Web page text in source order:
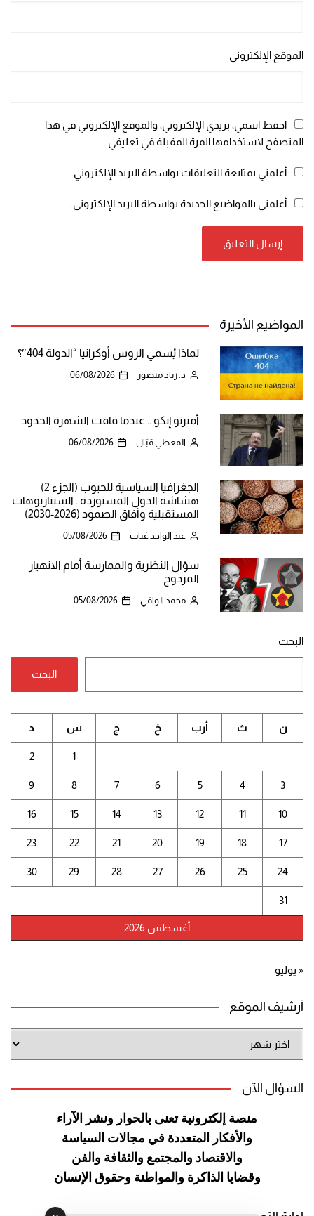
الموقع الإلكتروني
احفظ اسمي، بريدي الإلكتروني، والموقع الإلكتروني في هذا
المتصفح لاستخدامها المرة المقبلة في تعليقي.
أعلمني بمتابعة التعليقات بواسطة البريد الإلكتروني.
أعلمني بالمواضيع الجديدة بواسطة البريد الإلكتروني.
المواضيع الأخيرة
لماذا يُسمي الروس أوكرانيا “الدولة 404″؟
د. زياد منصور 06/08/2026
أمبرتو إيكو .. عندما فاقت الشهرة الحدود
المعطي قبّال 06/08/2026
الجغرافيا السياسية للحبوب (الجزء 2)
هشاشة الدول المستوردة.. السيناريوهات
المستقبلية وآفاق الصمود (2026-2030)
عبد الواحد غيات 05/08/2026
سؤال النظرية والممارسة أمام الانهيار
المزدوج
محمد الوافي 05/08/2026
البحث
البحث
أغسطس 2026
ن ث أرب خ ج س د
1
2
3
4
5
6
7
8
9
10
11
12
13
14
15
16
17
18
19
20
21
22
23
24
25
26
27
28
29
30
31
« يوليو
أرشيف الموقع
الموقع
السؤال الآن
منصة إلكترونية تعنى بالحوار ونشر
الآراء
والأفكار المتعددة في مجالات السياسة
والاقتصاد والمجتمع والثقافة والفن
وقضايا الذاكرة والمواطنة وحقوق الإنسان